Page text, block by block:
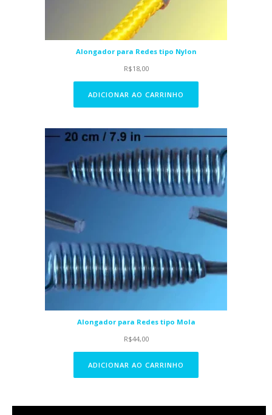
Alongador para Redes tipo Nylon
R$18,00
ADICIONAR AO CARRINHO
Alongador para Redes tipo Mola
R$44,00
ADICIONAR AO CARRINHO